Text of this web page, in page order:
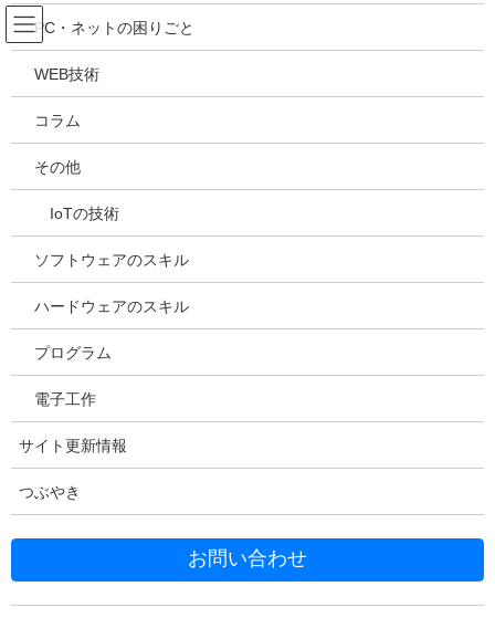
コ
ン
テ
ツ
ス
ッ
ナ
ビ
ゲ
シ
ン
移
吉川万能ＩＴ研究所
メディア
HOME
2022年8月5日 / 最終更新日時 :
20220805155648
PC・ネットの困りごと
WEB技術
コラム
その他
IoTの技術
ソフトウェアのスキル
ハードウェアのスキル
プログラム
電子工作
サイト更新情報
つぶやき
お問い合わせ